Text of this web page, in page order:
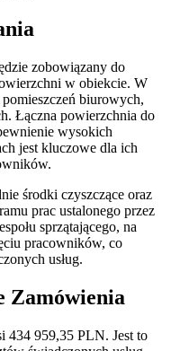
zobowiązany do
w obiekcie. W
pomieszczeń biurowych,
Łączna powierzchnia do
wysokich
jest kluczowe dla ich
środki czyszczące oraz
prac ustalonego przez
sprzątającego, na
pracowników, co
usług.
Zamówienia
434 959,35 PLN. Jest to